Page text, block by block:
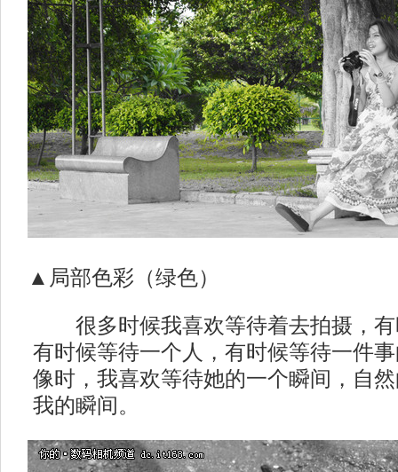
▲局部色彩（绿色）
很多时候我喜欢等待着去拍摄，有
有时候等待一个人，有时候等待一件
像时，我喜欢等待她的一个瞬间，自
我的瞬间。